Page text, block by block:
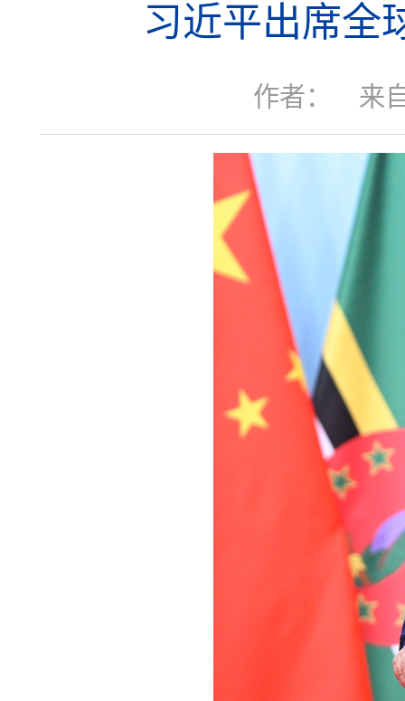
习近平出席全
作者： 来